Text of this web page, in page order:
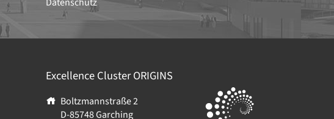
Datenschutz
Excellence ClusterORIGINS
Boltzmannstraße 2
D-85748Garching